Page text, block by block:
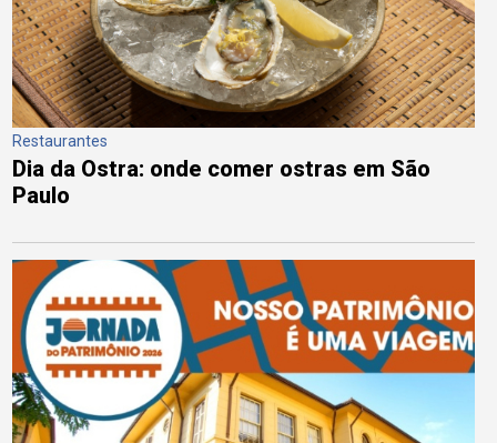
Restaurantes
Dia da Ostra: onde comer ostras em São
Paulo